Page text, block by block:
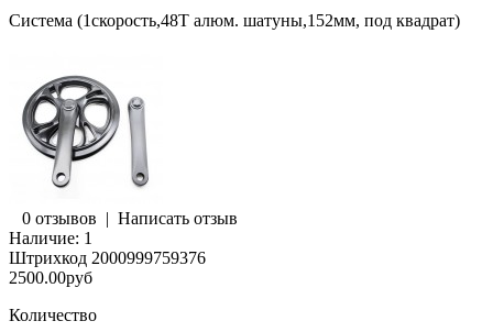
Система (1скорость,48Т алюм. шатуны,152мм, под квадрат)
0 отзывов | Написать отзыв
Наличие: 1
Штрихкод 2000999759376
2500.00руб
Количество